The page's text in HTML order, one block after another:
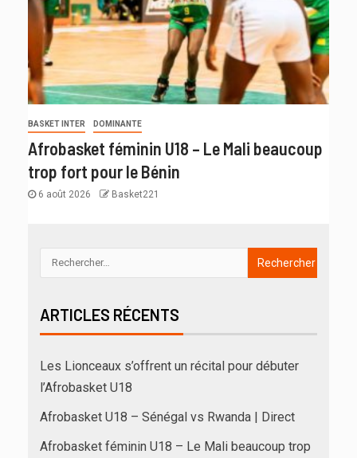
BASKET INTER DOMINANTE
Afrobasket féminin U18 – Le Mali beaucoup
trop fort pour le Bénin
6 août 2026 Basket221
ARTICLES RÉCENTS
Les Lionceaux s’offrent un récital pour débuter
l’Afrobasket U18
Afrobasket U18 – Sénégal vs Rwanda | Direct
Afrobasket féminin U18 – Le Mali beaucoup trop